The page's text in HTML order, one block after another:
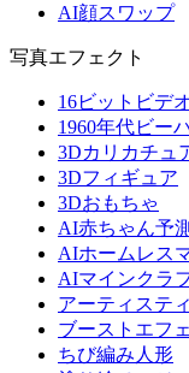
AI顔スワップ
写真エフェクト
16ビットビデ
1960年代ビー
3Dカリカチュ
3Dフィギュア
3Dおもちゃ
AI赤ちゃん予測
AIホームレス
AIマインクラ
アーティステ
ブーストエフ
ちび編み人形